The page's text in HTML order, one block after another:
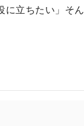
に立ちたい」そ